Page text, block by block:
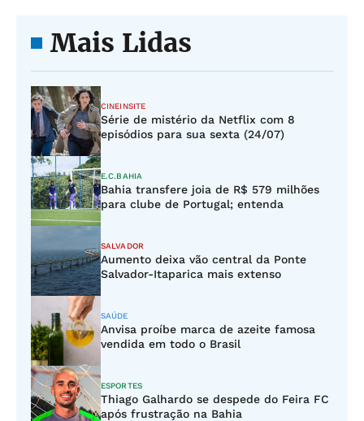
Mais Lidas
CINEINSITE
Série de mistério da Netflix com 8
episódios para sua sexta (24/07)
E.C.BAHIA
Bahia transfere joia de R$ 579 milhões
para clube de Portugal; entenda
SALVADOR
Aumento deixa vão central da Ponte
Salvador-Itaparica mais extenso
SAÚDE
Anvisa proíbe marca de azeite famosa
vendida em todo o Brasil
ESPORTES
Thiago Galhardo se despede do Feira FC
após frustração na Bahia